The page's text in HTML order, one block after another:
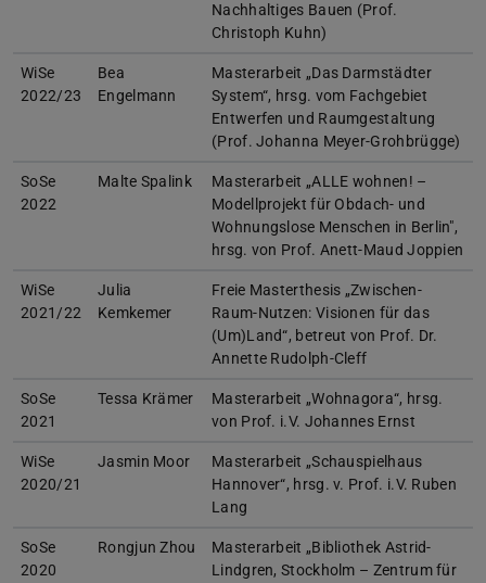
Nachhaltiges Bauen (Prof.
Christoph Kuhn)
WiSe
2022/23
Bea
Engelmann
Masterarbeit „Das Darmstädter
System“, hrsg. vom Fachgebiet
Entwerfen und Raumgestaltung
(Prof. Johanna Meyer-Grohbrügge)
SoSe
2022
Malte Spalink
Masterarbeit „ALLE wohnen! –
Modellprojekt für Obdach- und
Wohnungslose Menschen in Berlin",
hrsg. von Prof. Anett-Maud Joppien
WiSe
2021/22
Julia
Kemkemer
Freie Masterthesis „Zwischen-
Raum-Nutzen: Visionen für das
(Um)Land“, betreut von Prof. Dr.
Annette Rudolph-Cleff
SoSe
2021
Tessa Krämer
Masterarbeit „Wohnagora“, hrsg.
von Prof. i.V. Johannes Ernst
WiSe
2020/21
Jasmin Moor
Masterarbeit „Schauspielhaus
Hannover“, hrsg. v. Prof. i.V. Ruben
Lang
SoSe
2020
Rongjun Zhou
Masterarbeit „Bibliothek Astrid-
Lindgren, Stockholm – Zentrum für